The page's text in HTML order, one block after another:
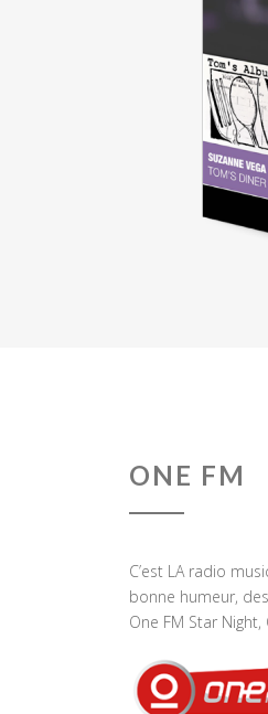
ONE FM
C’est LA radio
bonne humeur,
One FM Star Night,